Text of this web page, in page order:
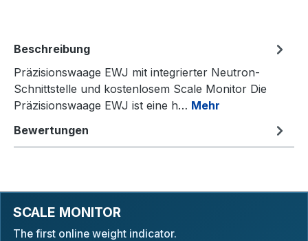
Beschreibung
Präzisionswaage EWJ mit integrierter Neutron-
Schnittstelle und kostenlosem Scale Monitor Die
Präzisionswaage EWJ ist eine h… Mehr
Bewertungen
SCALE MONITOR
The first online weight indicator.